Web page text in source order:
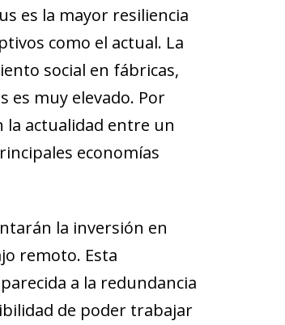
es la mayor resiliencia
como el actual. La
social en fábricas,
es muy elevado. Por
actualidad entre un
economías
la inversión en
remoto. Esta
a la redundancia
de poder trabajar